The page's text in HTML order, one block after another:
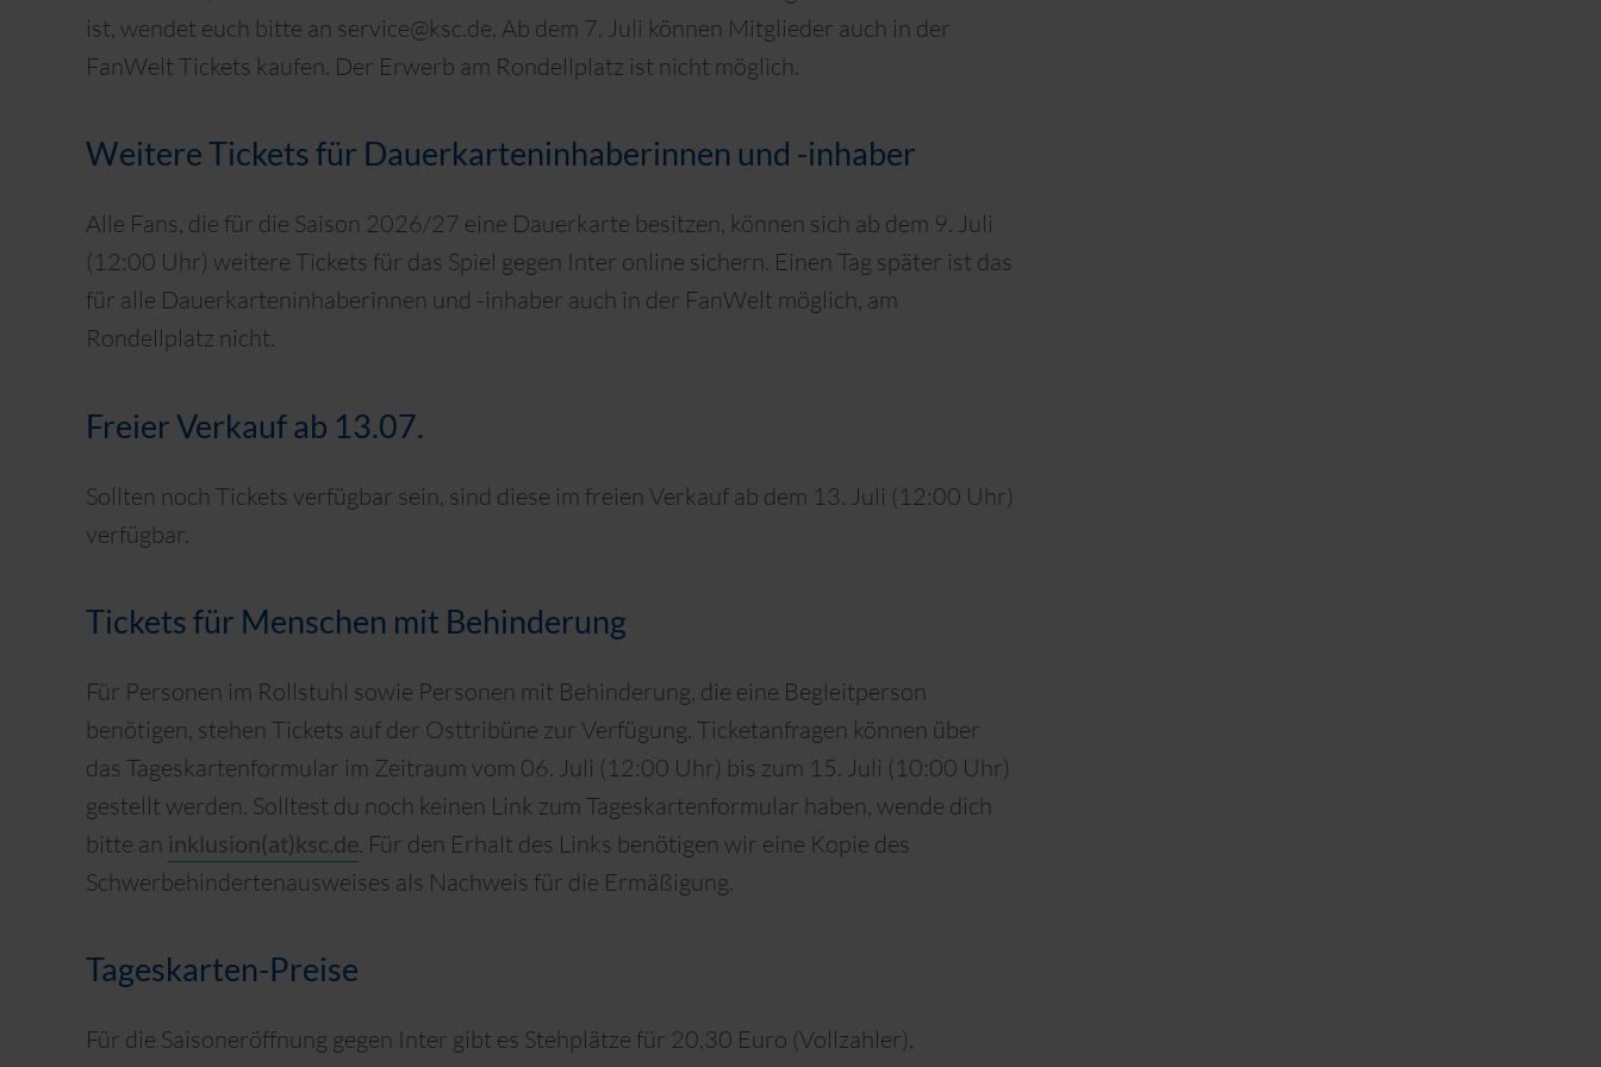
ist, wendet euch bitte an service@ksc.de. Ab dem 7. Juli können Mitglieder auch in der
FanWelt Tickets kaufen. Der Erwerb am Rondellplatz ist nicht möglich.
Weitere Tickets für Dauerkarteninhaberinnen und -inhaber
Alle Fans, die für die Saison 2026/27 eine Dauerkarte besitzen, können sich ab dem 9. Juli
(12:00 Uhr) weitere Tickets für das Spiel gegen Inter online sichern. Einen Tag später ist das
für alle Dauerkarteninhaberinnen und -inhaber auch in der FanWelt möglich, am
Rondellplatz nicht.
Freier Verkauf ab 13.07.
Sollten noch Tickets verfügbar sein, sind diese im freien Verkauf ab dem 13. Juli (12:00 Uhr)
verfügbar.
Tickets für Menschen mit Behinderung
Für Personen im Rollstuhl sowie Personen mit Behinderung, die eine Begleitperson
benötigen, stehen Tickets auf der Osttribüne zur Verfügung. Ticketanfragen können über
das Tageskartenformular im Zeitraum vom 06. Juli (12:00 Uhr) bis zum 15. Juli (10:00 Uhr)
gestellt werden. Solltest du noch keinen Link zum Tageskartenformular haben, wende dich
bitte an inklusion(at)ksc.de. Für den Erhalt des Links benötigen wir eine Kopie des
Schwerbehindertenausweises als Nachweis für die Ermäßigung.
Tageskarten-Preise
Für die Saisoneröffnung gegen Inter gibt es Stehplätze für 20,30 Euro (Vollzahler),